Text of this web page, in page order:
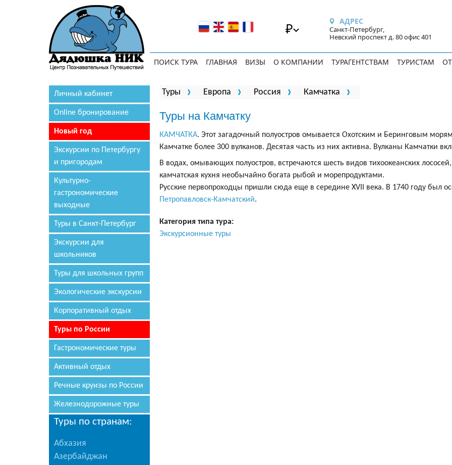
₽ АДРЕС
Санкт-Петербург,
Невский проспект д. 80 офис 401
ПОИСК ТУРА ГЛАВНАЯ ВИЗЫ О КОМПАНИИ ТУРАГЕНТСТВАМ ТУРИСТАМ
Личный кабинет
Online бронирование
Новый год
Экскурсии по Петербургу
и пригородам
Культурно-
гастрономические
выходные
Туры в Санкт-Петербург
Экскурсии для
школьников
Туры для школьных групп
Экологические экскурсии
Корпоративный отдых
Туры по России
Гастрономические туры
Активный отдых
Речные круизы по России
Железнодорожные туры
Туры по странам:
Абхазия
Азербайджан
Вы здесь
Туры Европа Россия Камчатка
Туры на Камчатку
КАМЧАТКА. Этот загадочный полуостров омывается Охотским и Беринговым
Камчатке более 300 вулканов. Десятая часть из них активна. Вулканы Камчатки
В водах, омывающих полуостров, встречаются шесть видов тихоокеанских
камчатская кухня необычайно богата рыбой и морепродуктами.
Русские первопроходцы пришли сюда еще в середине XVII века. В 1740 году был
Петропавловск-Камчатский.
Категория типа тура:
Экскурсионные туры